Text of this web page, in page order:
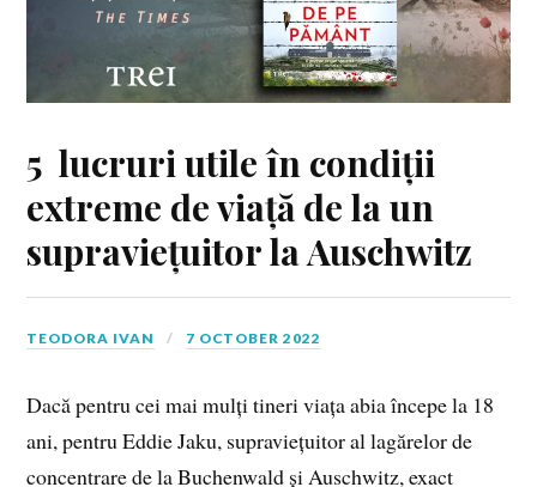
5 lucruri utile în condiții
extreme de viață de la un
supraviețuitor la Auschwitz
TEODORA IVAN 7 OCTOBER 2022
Dacă pentru cei mai mulți tineri viața abia începe la 18
ani, pentru Eddie Jaku, supraviețuitor al lagărelor de
concentrare de la Buchenwald și Auschwitz, exact